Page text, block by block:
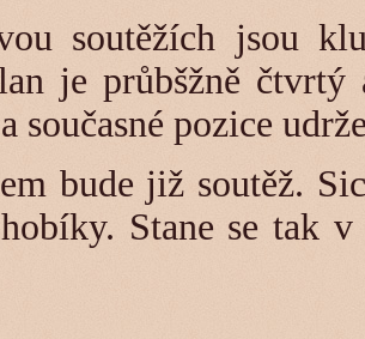
soutěžích jsou
je průbšžně čtvrtý
současné pozice
bude již soutěž.
Stane se tak